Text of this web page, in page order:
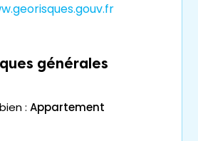
générales
: appartement